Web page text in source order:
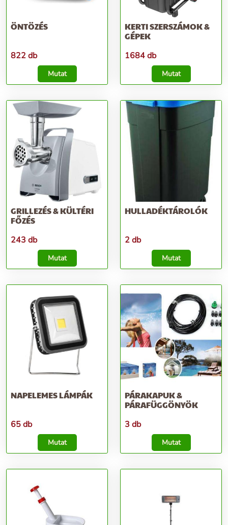
ÖNTÖZÉS
822 db
Mutat
KERTI SZERSZÁMOK &
GÉPEK
1684 db
Mutat
GRILLEZÉS & KÜLTÉRI
FŐZÉS
243 db
Mutat
HULLADÉKTÁROLÓK
2 db
Mutat
NAPELEMES LÁMPÁK
65 db
Mutat
PÁRAKAPUK &
PÁRAFÜGGÖNYÖK
3 db
Mutat